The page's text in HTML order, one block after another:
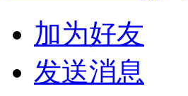
加为好友
发送消息